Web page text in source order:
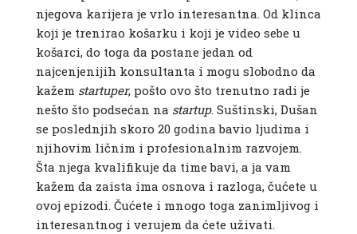
njegova karijera je vrlo interesantna. Od klinca
koji je trenirao košarku i koji je video sebe u
košarci, do toga da postane jedan od
najcenjenijih konsultanta i mogu slobodno da
kažem startuper, pošto ovo što trenutno radi je
nešto što podsećan na startup. Suštinski, Dušan
se poslednjih skoro 20 godina bavio ljudima i
njihovim ličnim i profesionalnim razvojem.
Šta njega kvalifikuje da time bavi, a ja vam
kažem da zaista ima osnova i razloga, čućete u
ovoj epizodi. Čućete i mnogo toga zanimljivog i
interesantnog i verujem da ćete uživati.